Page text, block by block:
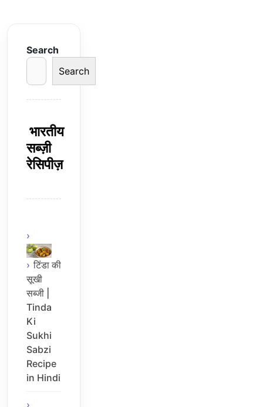
Search
Search
भारतीय
सब्ज़ी
रेसिपीज़
टिंडा की
सूखी
सब्जी |
Tinda
Ki
Sukhi
Sabzi
Recipe
in Hindi